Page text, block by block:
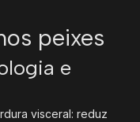
peixes
e
visceral: reduz